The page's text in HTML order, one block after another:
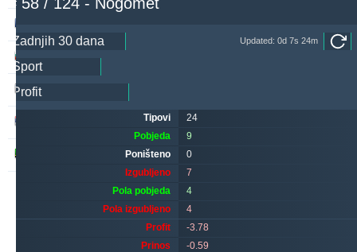
Updated: 0d 7s 24m
Tipovi
Pobjeda
Poništeno
Izgubljeno
Pola pobjeda
Pola izgubljeno
24
9
0
7
4
4
Profit
Prinos
-3.78
-0.59
244
makau
5
8